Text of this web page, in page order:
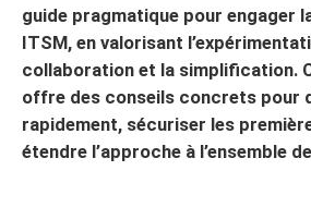
guide pragmatique pour engager
ITSM, en valorisant
collaboration et la simplification.
offre des conseils concrets pour
rapidement, sécuriser les
étendre l’approche à l’ensemble